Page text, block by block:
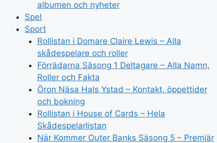
albumen och nyheter
Spel
Sport
Rollistan i Domare Claire Lewis – Alla
skådespelare och roller
Förrädarna Säsong 1 Deltagare – Alla Namn,
Roller och Fakta
Öron Näsa Hals Ystad – Kontakt, öppettider
och bokning
Rollistan i House of Cards – Hela
Skådespelarlistan
När Kommer Outer Banks Säsong 5 – Premiär